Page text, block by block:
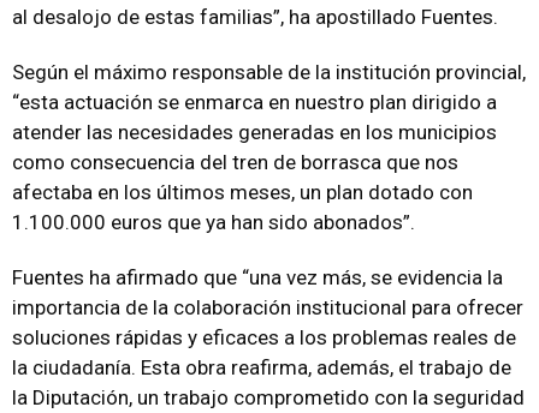
al desalojo de estas familias”, ha apostillado Fuentes.
Según el máximo responsable de la institución provincial,
“esta actuación se enmarca en nuestro plan dirigido a
atender las necesidades generadas en los municipios
como consecuencia del tren de borrasca que nos
afectaba en los últimos meses, un plan dotado con
1.100.000 euros que ya han sido abonados”.
Fuentes ha afirmado que “una vez más, se evidencia la
importancia de la colaboración institucional para ofrecer
soluciones rápidas y eficaces a los problemas reales de
la ciudadanía. Esta obra reafirma, además, el trabajo de
la Diputación, un trabajo comprometido con la seguridad